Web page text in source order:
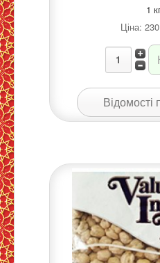
1
Ціна:
Відомості